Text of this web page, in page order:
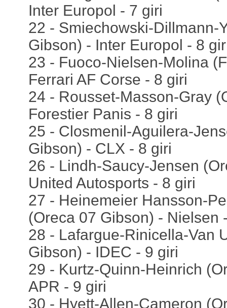
Inter Europol - 7 giri
22 - Smiechowski-Dillmann-
Gibson) - Inter Europol - 8
23 - Fuoco-Nielsen-Molina
Ferrari AF Corse - 8 giri
24 - Rousset-Masson-Gray
Forestier Panis - 8 giri
25 - Closmenil-Aguilera-
Gibson) - CLX - 8 giri
26 - Lindh-Saucy-Jensen
United Autosports - 8 giri
27 - Heinemeier Hansson-
(Oreca 07 Gibson) - Nielsen
28 - Lafargue-Rinicella-Van
Gibson) - IDEC - 9 giri
29 - Kurtz-Quinn-Heinrich
APR - 9 giri
30 - Hyett-Allen-Cameron